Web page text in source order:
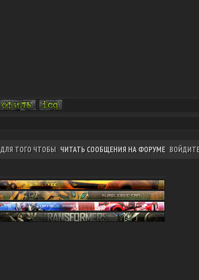
ДЛЯ ТОГО ЧТОБЫ ЧИТАТЬ СООБЩЕНИЯ НА ФОРУМЕ